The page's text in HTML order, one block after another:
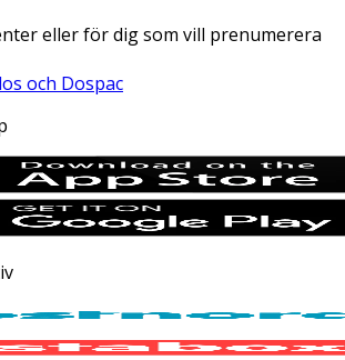
eller för dig som vill prenumerera
och Dospac